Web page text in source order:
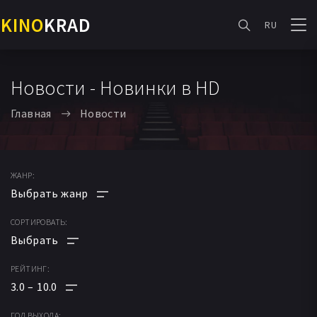
KINOKRAD RU
Новости - Новинки в HD
Главная Новости
ЖАНР:
АНИМЕ
ФАНТАСТИКА
МЕЛОДРАМА
СОРТИРОВАТЬ:
ПО РЕЙТИНГУ
РЕЙТИНГ:
3.0 10.0